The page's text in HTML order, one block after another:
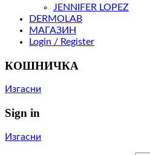
JENNIFER LOPEZ
DERMOLAB
МАГАЗИН
Login / Register
КОШНИЧКА
Изгасни
Sign in
Изгасни